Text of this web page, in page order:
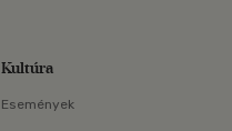
Kultúra
Események